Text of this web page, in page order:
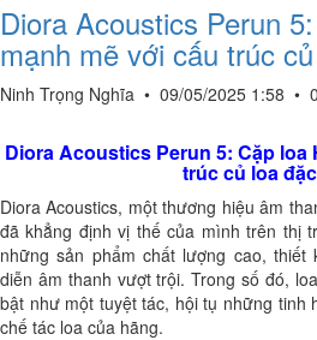
Diora Acoustics Perun
mạnh mẽ với cấu trúc
Ninh Trọng Nghĩa • 09/05/2025 1:58 •
Diora Acoustics Perun 5: Cặp loa
trúc củ loa
Diora Acoustics, một thương hiệu âm
đã khẳng định vị thế của mình trên thị
những sản phẩm chất lượng cao,
diễn âm thanh vượt trội. Trong số đó,
bật như một tuyệt tác, hội tụ những tinh
chế tác loa của hãng.